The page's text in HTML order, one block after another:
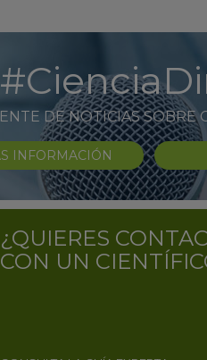
DE NOTICIAS SOBRE
INFORMACIÓN
¿QUIERES
CON UN